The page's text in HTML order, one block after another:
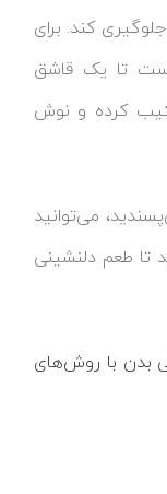
کند. برای
تا یک قاشق
کرده و نوش
می‌توانید
تا طعم دلنشینی
بدن با روش‌های